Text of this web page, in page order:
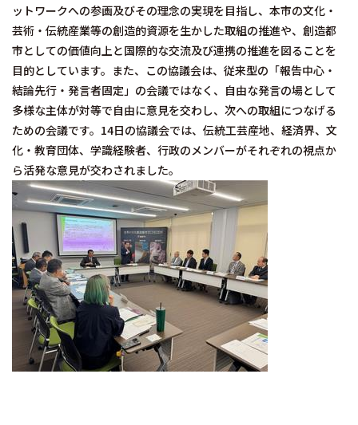
ットワークへの参画及びその理念の実現を目指し、本市の文化・
芸術・伝統産業等の創造的資源を生かした取組の推進や、創造都
市としての価値向上と国際的な交流及び連携の推進を図ることを
目的としています。また、この協議会は、従来型の「報告中心・
結論先行・発言者固定」の会議ではなく、自由な発言の場として
多様な主体が対等で自由に意見を交わし、次への取組につなげる
ための会議です。14日の協議会では、伝統工芸産地、経済界、文
化・教育団体、学識経験者、行政のメンバーがそれぞれの視点か
ら活発な意見が交わされました。